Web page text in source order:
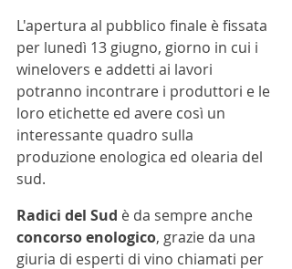
L'apertura al pubblico finale è fissata
per lunedì 13 giugno, giorno in cui i
winelovers e addetti ai lavori
potranno incontrare i produttori e le
loro etichette ed avere così un
interessante quadro sulla
produzione enologica ed olearia del
sud.
Radici del Sud è da sempre anche
concorso enologico, grazie da una
giuria di esperti di vino chiamati per